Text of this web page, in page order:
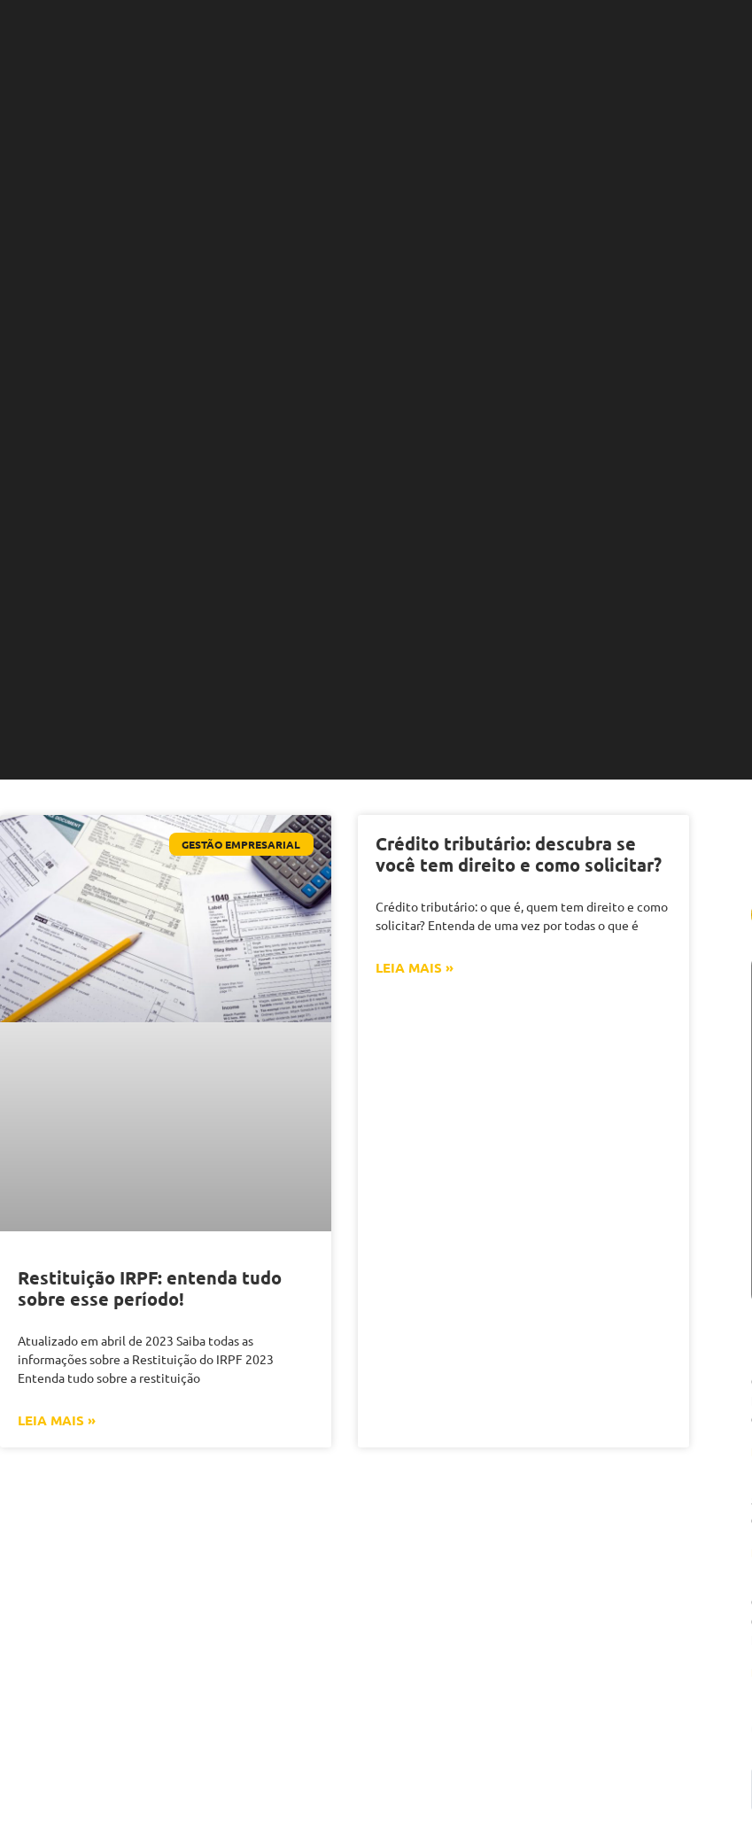
GESTÃO EMPRESARIAL
Restituição IRPF: entenda tudo
sobre esse período!
Atualizado em abril de 2023 Saiba todas as
informações sobre a Restituição do IRPF 2023
Entenda tudo sobre a restituição
LEIA MAIS »
Crédito tributário: descubra se
você tem direito e como solicitar?
Crédito tributário: o que é, quem tem direito e como
solicitar? Entenda de uma vez por todas o que é
LEIA MAIS »